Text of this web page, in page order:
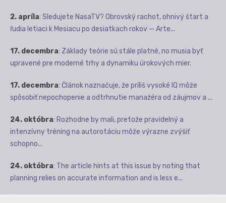
2. apríla: Sledujete NasaTV? Obrovský rachot, ohnivý štart a
ľudia letiaci k Mesiacu po desiatkach rokov — Arte...
17. decembra: Základy teórie sú stále platné, no musia byť
upravené pre moderné trhy a dynamiku úrokových mier.
17. decembra: Článok naznačuje, že príliš vysoké IQ môže
spôsobiť nepochopenie a odtrhnutie manažéra od záujmov a ...
24. októbra: Rozhodne by mali, pretože pravidelný a
intenzívny tréning na autorotáciu môže výrazne zvýšiť
schopno...
24. októbra: The article hints at this issue by noting that
planning relies on accurate information and is less e...